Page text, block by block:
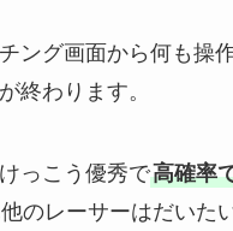
ング画面から何も操
終わります。
っこう優秀で高確率
のレーサーはだいた